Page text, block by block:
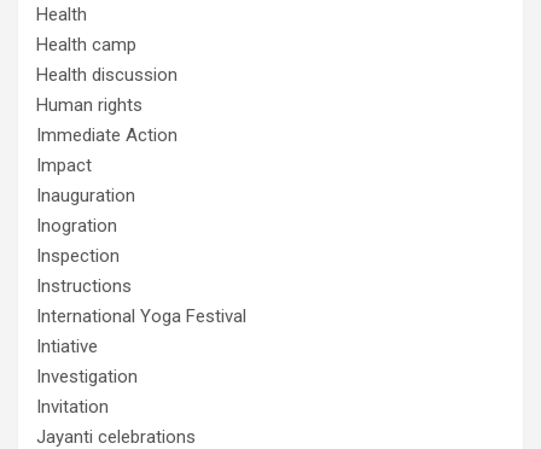
Health
Health camp
Health discussion
Human rights
Immediate Action
Impact
Inauguration
Inogration
Inspection
Instructions
International Yoga Festival
Intiative
Investigation
Invitation
Jayanti celebrations